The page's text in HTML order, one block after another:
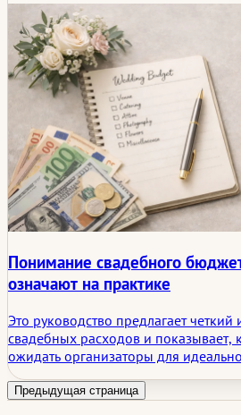
Свадебный веб-сайт создает обзор,
координации и позволяет гибко
Решающее значение имеют четкое
дизайн и личное обращение. Так
становится гармоничным началом
Понимание свадебного
означают на практике
Это руководство предлагает
свадебных расходов и показывает,
ожидать организаторы для
разбивает все основные расходы,
среднеценовые и люксовые
Предыдущая страница